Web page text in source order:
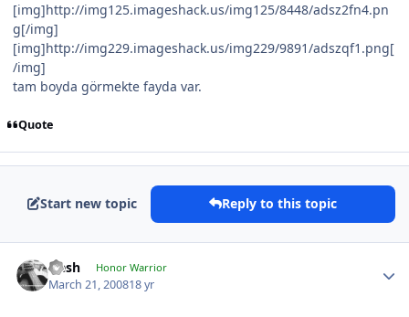
[img]http://img125.imageshack.us/img125/8448/adsz2fn4.pn
g[/img]
[img]http://img229.imageshack.us/img229/9891/adszqf1.png[
/img]
tam boyda görmekte fayda var.
Quote
Start new topic Reply to this topic
Qesh Honor Warrior
March 21, 200818 yr